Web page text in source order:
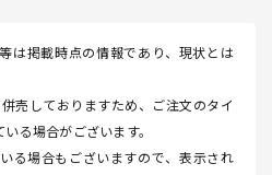
は掲載時点の情報であり、現状とは
売しておりますため、ご注文のタイ
る場合がございます。
る場合もございますので、表示され